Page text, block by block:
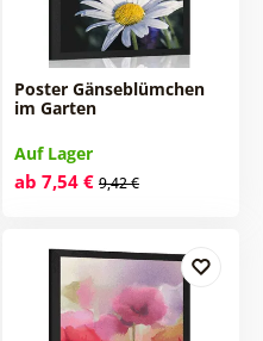
Poster Gänseblümchen
im Garten
Auf Lager
ab 7,54 € 9,42 €